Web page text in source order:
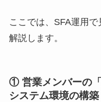
ここでは、SFA運用
解説します。
① 営業メンバーの
システム環境の構築